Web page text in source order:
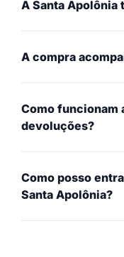
A Santa Apolônia
A compra
Como funcionam
devoluções?
Como posso
Santa Apolônia?